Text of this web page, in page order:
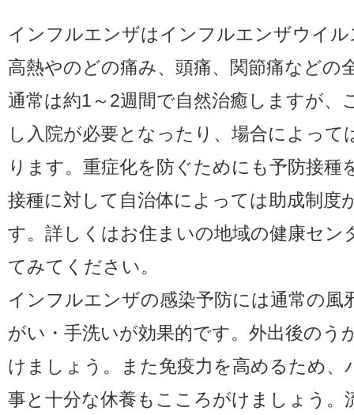
インフルエンザはインフルエンザウイ
高熱やのどの痛み、頭痛、関節痛などの
通常は約1～2週間で自然治癒しますが、
し入院が必要となったり、場合によって
ります。重症化を防ぐためにも予防接種
接種に対して自治体によっては助成制度
す。詳しくはお住まいの地域の健康セン
てみてください。
インフルエンザの感染予防には通常の風
がい・手洗いが効果的です。外出後のう
けましょう。また免疫力を高めるため、
事と十分な休養もこころがけましょう。